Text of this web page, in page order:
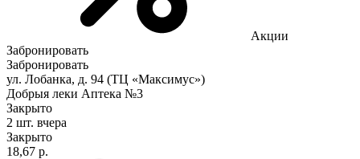
Акции
Забронировать
Забронировать
ул. Лобанка, д. 94 (ТЦ «Максимус»)
Добрыя леки Аптека №3
Закрыто
2 шт. вчера
Закрыто
18,67 р.